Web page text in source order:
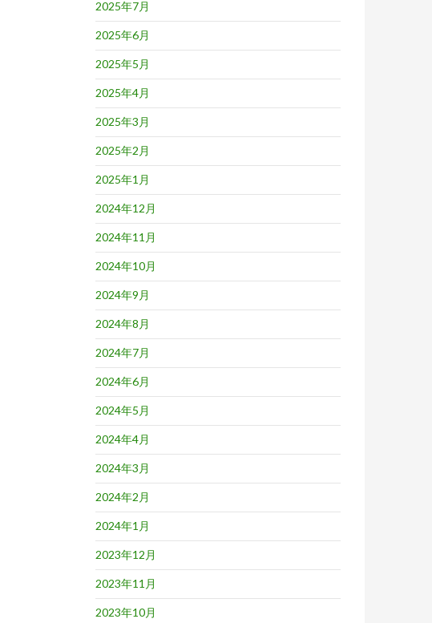
2025年7月
2025年6月
2025年5月
2025年4月
2025年3月
2025年2月
2025年1月
2024年12月
2024年11月
2024年10月
2024年9月
2024年8月
2024年7月
2024年6月
2024年5月
2024年4月
2024年3月
2024年2月
2024年1月
2023年12月
2023年11月
2023年10月